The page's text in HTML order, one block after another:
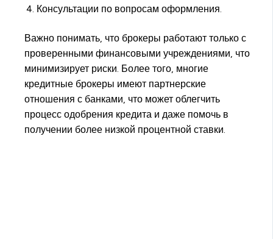
Консультации по вопросам оформления.
Важно понимать, что брокеры работают только с
проверенными финансовыми учреждениями, что
минимизирует риски. Более того, многие
кредитные брокеры имеют партнерские
отношения с банками, что может облегчить
процесс одобрения кредита и даже помочь в
получении более низкой процентной ставки.